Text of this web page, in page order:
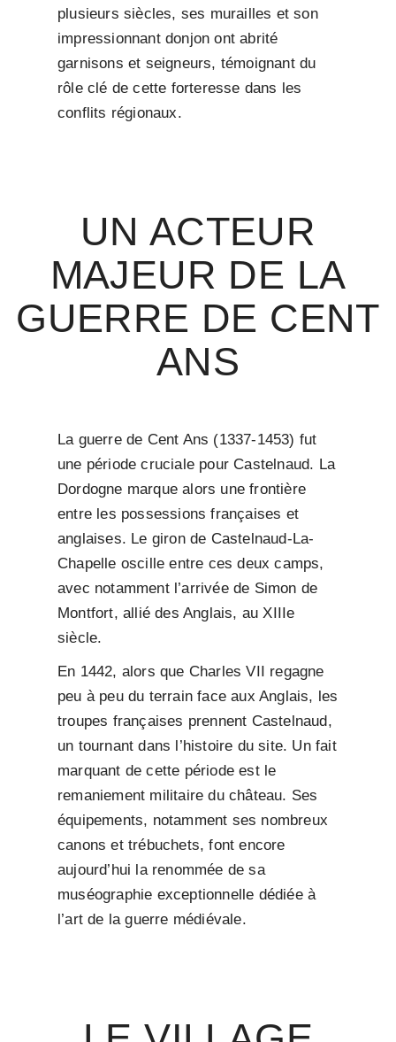
plusieurs siècles, ses murailles et son
impressionnant donjon ont abrité
garnisons et seigneurs, témoignant du
rôle clé de cette forteresse dans les
conflits régionaux.
UN ACTEUR
MAJEUR DE LA
GUERRE DE CENT
ANS
La guerre de Cent Ans (1337-1453) fut
une période cruciale pour Castelnaud. La
Dordogne marque alors une frontière
entre les possessions françaises et
anglaises. Le giron de Castelnaud-La-
Chapelle oscille entre ces deux camps,
avec notamment l’arrivée de Simon de
Montfort, allié des Anglais, au XIIIe
siècle.
En 1442, alors que Charles VII regagne
peu à peu du terrain face aux Anglais, les
troupes françaises prennent Castelnaud,
un tournant dans l’histoire du site. Un fait
marquant de cette période est le
remaniement militaire du château. Ses
équipements, notamment ses nombreux
canons et trébuchets, font encore
aujourd’hui la renommée de sa
muséographie exceptionnelle dédiée à
l’art de la guerre médiévale.